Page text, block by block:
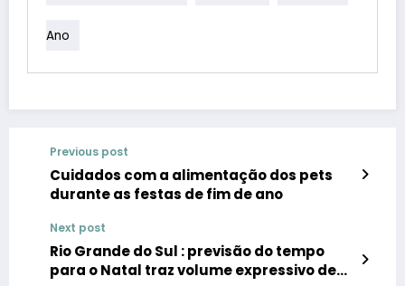
Ano
Previous post
Cuidados com a alimentação dos pets
durante as festas de fim de ano
Next post
Rio Grande do Sul : previsão do tempo
para o Natal traz volume expressivo de